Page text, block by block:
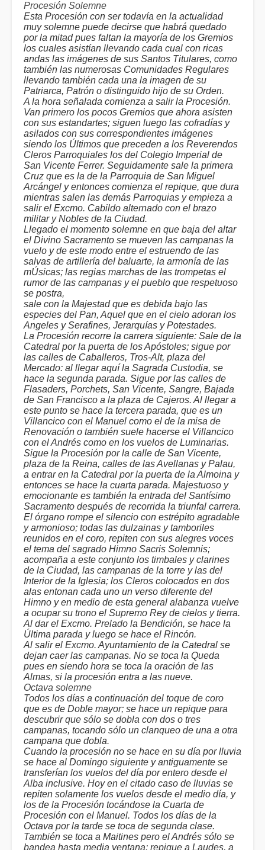
Procesión Solemne
Esta Procesión con ser todavía en la actualidad
muy solemne puede decirse que habrá quedado
por la mitad pues faltan la mayoría de los Gremios
los cuales asistían llevando cada cual con ricas
andas las imágenes de sus Santos Titulares, como
también las numerosas Comunidades Regulares
llevando también cada una la imagen de su
Patriarca, Patrón o distinguido hijo de su Orden.
A la hora señalada comienza a salir la Procesión.
Van primero los pocos Gremios que ahora asisten
con sus estandartes; siguen luego las cofradías y
asilados con sus correspondientes imágenes
siendo los Últimos que preceden a los Reverendos
Cleros Parroquiales los del Colegio Imperial de
San Vicente Ferrer. Seguidamente sale la primera
Cruz que es la de la Parroquia de San Miguel
Arcángel y entonces comienza el repique, que dura
mientras salen las demás Parroquias y empieza a
salir el Excmo. Cabildo alternado con el brazo
militar y Nobles de la Ciudad.
Llegado el momento solemne en que baja del altar
el Divino Sacramento se mueven las campanas la
vuelo y de este modo entre el estruendo de las
salvas de artillería del baluarte, la armonía de las
mÚsicas; las regias marchas de las trompetas el
rumor de las campanas y el pueblo que respetuoso
se postra,
sale con la Majestad que es debida bajo las
especies del Pan, Aquel que en el cielo adoran los
Angeles y Serafines, Jerarquías y Potestades.
La Procesión recorre la carrera siguiente: Sale de la
Catedral por la puerta de los Apóstoles; sigue por
las calles de Caballeros, Tros-Alt, plaza del
Mercado: al llegar aquí la Sagrada Custodia, se
hace la segunda parada. Sigue por las calles de
Flasaders, Porchets, San Vicente, Sangre, Bajada
de San Francisco a la plaza de Cajeros. Al llegar a
este punto se hace la tercera parada, que es un
Villancico con el Manuel como el de la misa de
Renovación o también suele hacerse el Villancico
con el Andrés como en los vuelos de Luminarias.
Sigue la Procesión por la calle de San Vicente,
plaza de la Reina, calles de las Avellanas y Palau,
a entrar en la Catedral por la puerta de la Almoina y
entonces se hace la cuarta parada. Majestuoso y
emocionante es también la entrada del Santísimo
Sacramento después de recorrida la triunfal carrera.
El órgano rompe el silencio con estrépito agradable
y armonioso; todas las dulzainas y tamboriles
reunidos en el coro, repiten con sus alegres voces
el tema del sagrado Himno Sacris Solemnis;
acompaña a este conjunto los timbales y clarines
de la Ciudad, las campanas de la torre y las del
Interior de la Iglesia; los Cleros colocados en dos
alas entonan cada uno un verso diferente del
Himno y en medio de esta general alabanza vuelve
a ocupar su trono el Supremo Rey de cielos y tierra.
Al dar el Excmo. Prelado la Bendición, se hace la
Última parada y luego se hace el Rincón.
Al salir el Excmo. Ayuntamiento de la Catedral se
dejan caer las campanas. No se toca la Queda
pues en siendo hora se toca la oración de las
Almas, si la procesión entra a las nueve.
Octava solemne
Todos los días a continuación del toque de coro
que es de Doble mayor; se hace un repique para
descubrir que sólo se dobla con dos o tres
campanas, tocando sólo un clanqueo de una a otra
campana que dobla.
Cuando la procesión no se hace en su día por lluvia
se hace al Domingo siguiente y antiguamente se
transferían los vuelos del día por entero desde el
Alba inclusive. Hoy en el citado caso de lluvias se
repiten solamente los vuelos desde el medio día, y
los de la Procesión tocándose la Cuarta de
Procesión con el Manuel. Todos los días de la
Octava por la tarde se toca de segunda clase.
También se toca a Maitines pero el Andrés sólo se
bandea hasta media ventana: repique a Laudes, a